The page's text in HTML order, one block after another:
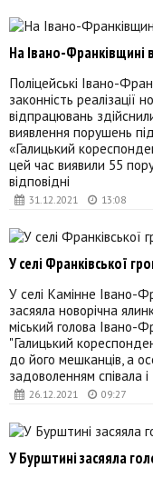
31.12.2021 13:08
На Івано-Франківщині
Поліцейські Івано-
законність реалізації
відпрацювань
виявлення порушень
«Галицький
цей час виявили 55
відповідні
26.12.2021 09:27
У селі Франківської
У селі Камінне Івано-
засяяла новорічна
міський голова Івано-
"Галицький
до його мешканців, а
задоволенням співала
У Бурштині засяяла